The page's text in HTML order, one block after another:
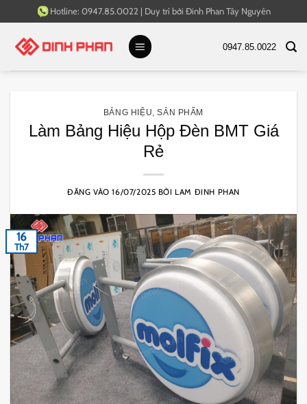
qua
Hotline: 0947.85.0022 | Duy trì bởi Đinh Phan Tây Nguyên
0947.85.0022
BẢNG HIỆU ,SẢN PHẨM
Làm Bảng Hiệu Hộp Đèn BMT Giá
Rẻ
ĐĂNG VÀO16/07/2025 BỞI LAM ĐINH PHAN
16
Th7